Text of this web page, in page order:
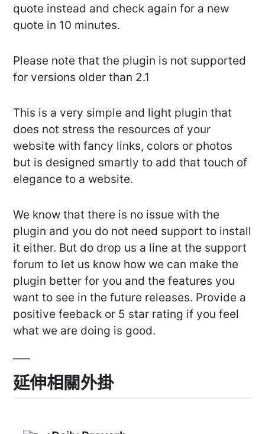
quote instead and check again for a new
quote in 10 minutes.
Please note that the plugin is not supported
for versions older than 2.1
This is a very simple and light plugin that
does not stress the resources of your
website with fancy links, colors or photos
but is designed smartly to add that touch of
elegance to a website.
We know that there is no issue with the
plugin and you do not need support to install
it either. But do drop us a line at the support
forum to let us know how we can make the
plugin better for you and the features you
want to see in the future releases. Provide a
positive feeback or 5 star rating if you feel
what we are doing is good.
延伸相關外掛